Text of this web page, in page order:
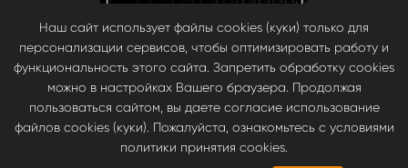
© babara 2014. При публикации материалов с сайта, ссылка на сайт
Наш сайт использует файлы cookies (куки) только для
персонализации сервисов, чтобы оптимизировать работу и
функциональность этого сайта. Запретить обработку cookies
можно в настройках Вашего браузера. Продолжая
пользоваться сайтом, вы даете согласие использование
файлов cookies (куки). Пожалуйста, ознакомьтесь с условиями
политики принятия cookies.